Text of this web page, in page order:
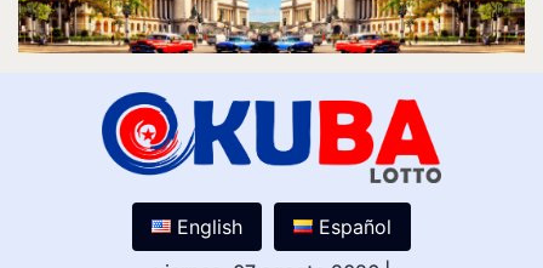
English
Español